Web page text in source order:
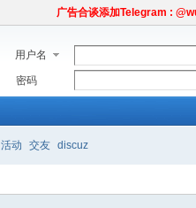
广告合谈添加Telegram :
用户名
密码
活动 交友 discuz